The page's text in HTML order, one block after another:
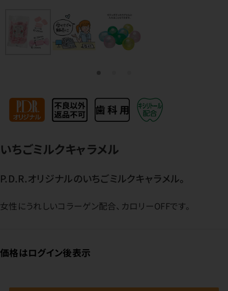
いちごミルクキャラメル
P.D.R.オリジナルのいちごミルクキャラメル。
女性にうれしいコラーゲン配合、カロリーOFFです。
価格はログイン後表示